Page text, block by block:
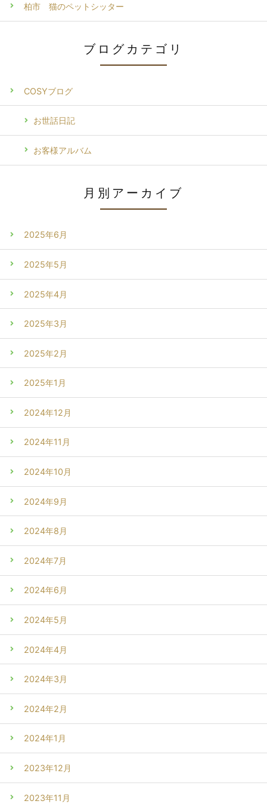
柏市 猫のペットシッター
ブログカテゴリ
COSYブログ
お世話日記
お客様アルバム
月別アーカイブ
2025年6月
2025年5月
2025年4月
2025年3月
2025年2月
2025年1月
2024年12月
2024年11月
2024年10月
2024年9月
2024年8月
2024年7月
2024年6月
2024年5月
2024年4月
2024年3月
2024年2月
2024年1月
2023年12月
2023年11月